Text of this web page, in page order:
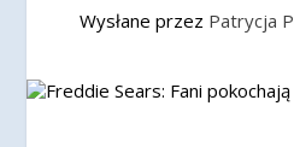
Wysłane przez Patrycja